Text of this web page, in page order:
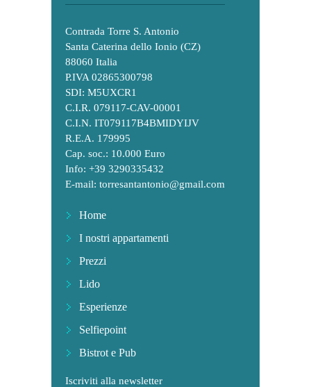
Contrada Torre S. Antonio
Santa Caterina dello Ionio (CZ)
88060 Italia
P.IVA 02865300798
SDI: M5UXCR1
C.I.R. 079117-CAV-00001
C.I.N. IT079117B4BMIDYIJV
R.E.A. 179995
Cap. soc.: 10.000 Euro
Info: +39 3290335432
E-mail: torresantantonio@gmail.com
Home
I nostri appartamenti
Prezzi
Lido
Esperienze
Selfiepoint
Bistrot e Pub
Iscriviti alla newsletter